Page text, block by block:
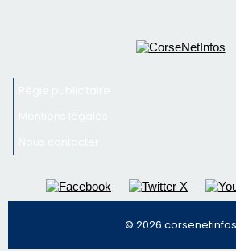
nos meilleurs articles